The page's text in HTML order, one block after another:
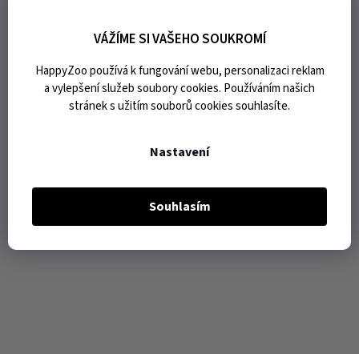
VÁŽÍME SI VAŠEHO SOUKROMÍ
HappyZoo používá k fungování webu, personalizaci reklam
a vylepšení služeb soubory cookies. Používáním našich
stránek s užitím souborů cookies souhlasíte.
Nastavení
Souhlasím